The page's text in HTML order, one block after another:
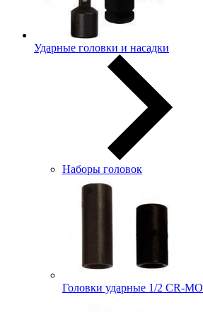
Ударные головки и насадки
Наборы головок
Головки ударные 1/2 CR-MO